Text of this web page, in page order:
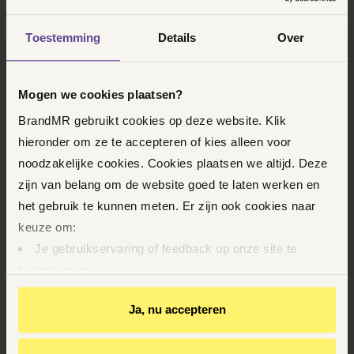
Toestemming Details Over
Mogen we cookies plaatsen?
BrandMR gebruikt cookies op deze website. Klik
hieronder om ze te accepteren of kies alleen voor
noodzakelijke cookies. Cookies plaatsen we altijd. Deze
zijn van belang om de website goed te laten werken en
het gebruik te kunnen meten. Er zijn ook cookies naar
keuze om:
Je gebruikservaring of feedback op onze site te
Op basis van je gedrag je relevantere informatie op
onze website en via e-mails te kunnen geven
Youtube-video’s te kunnen bekijken
Ja, nu accepteren
HULP NODIG?
Twijfel je of je een advocaat moet inschakelen? Bij
BrandMR is een eerste gesprek altijd gratis en
vrijblijvend. Wij kijken samen wat nodig is. Bij